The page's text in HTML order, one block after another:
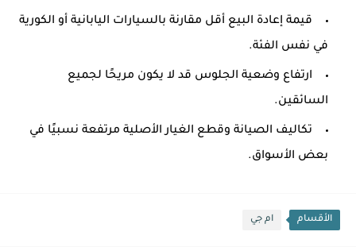
قيمة إعادة البيع أقل مقارنة بالسيارات اليابانية أو الكورية
في نفس الفئة.
ارتفاع وضعية الجلوس قد لا يكون مريحًا لجميع
السائقين.
تكاليف الصيانة وقطع الغيار الأصلية مرتفعة نسبيًا في
بعض الأسواق.
الأقسام ام جي